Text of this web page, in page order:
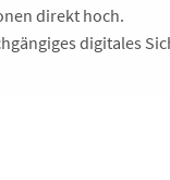
direkt hoch.
digitales